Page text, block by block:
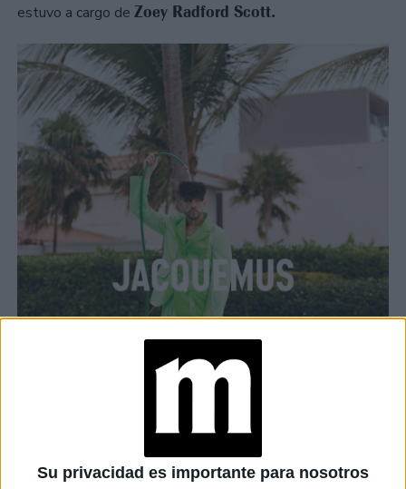
Su privacidad es importante para nosotros
estuvo a cargo de Zoey Radford Scott.